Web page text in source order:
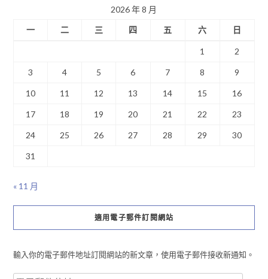
2026 年 8 月
一
二 三 四 五 六 日
1 2
3 4 5 6 7 8 9
10 11 12 13 14 15 16
17 18 19 20 21 22 23
24 25 26 27 28 29 30
31
« 11 月
適用電子郵件訂閱網站
輸入你的電子郵件地址訂閱網站的新文章，使用電子郵件接收新通知。